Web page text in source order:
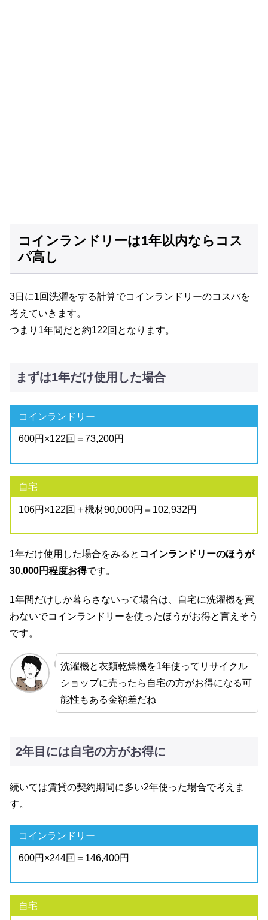
コインランドリーは1年以内ならコス
パ高し
3日に1回洗濯をする計算でコインランドリーのコスパを
考えていきます。
つまり1年間だと約122回となります。
まずは1年だけ使用した場合
コインランドリー
600円×122回＝73,200円
自宅
106円×122回＋機材90,000円＝102,932円
1年だけ使用した場合をみると コインランドリーのほうが
30,000円程度お得です。
1年間だけしか暮らさないって場合は、自宅に洗濯機を買
わないでコインランドリーを使ったほうがお得と言えそう
です。
洗濯機と衣類乾燥機を1年使ってリサイクル
ショップに売ったら自宅の方がお得になる可
能性もある金額差だね
2年目には自宅の方がお得に
続いては賃貸の契約期間に多い2年使った場合で考えま
す。
コインランドリー
600円×244回＝146,400円
自宅